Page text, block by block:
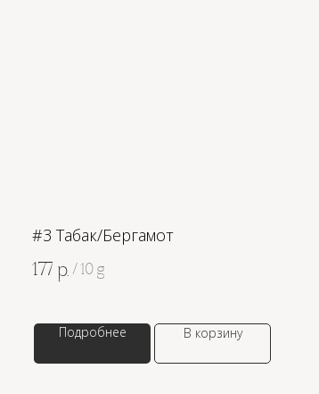
#3 Табак/Бергамот
177 р. / 10 g
Подробнее В корзину